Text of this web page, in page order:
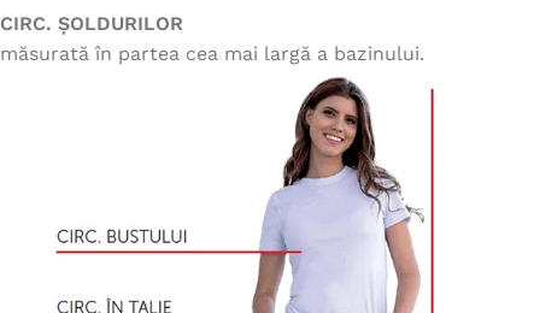
CIRC. ȘOLDURILOR
măsurată în partea cea mai largă a bazinului.